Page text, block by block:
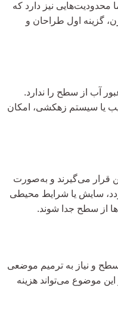
محدودیت‌هایی نیز دارد که
گزینه اول طراحان و
آب از سطح را ندارد.
یا سیستم زهکشی، امکان
قرار می‌گیرند و به‌صورت
سایش یا شرایط محیطی
از سطح جدا شوند.
و نیاز به ترمیم موضعی
این موضوع می‌تواند هزینه